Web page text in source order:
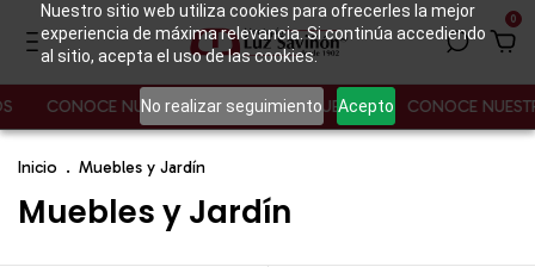
Nuestro sitio web utiliza cookies para ofrecerles la mejor
experiencia de máxima relevancia. Si continúa accediendo
al sitio, acepta el uso de las cookies.
No realizar seguimiento Acepto
0
NUESTROS PRODUCTOS NUEVOS CONOCE NUESTROS
Inicio . Muebles y Jardín
Muebles y Jardín